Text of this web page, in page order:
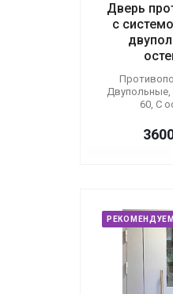
Дверь
с
Двупольные,
60, С
РЕКОМЕНДУЕМ